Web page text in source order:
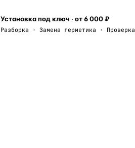
Установка под ключ · от 6 000 ₽
Разборка · Замена герметика · Проверка